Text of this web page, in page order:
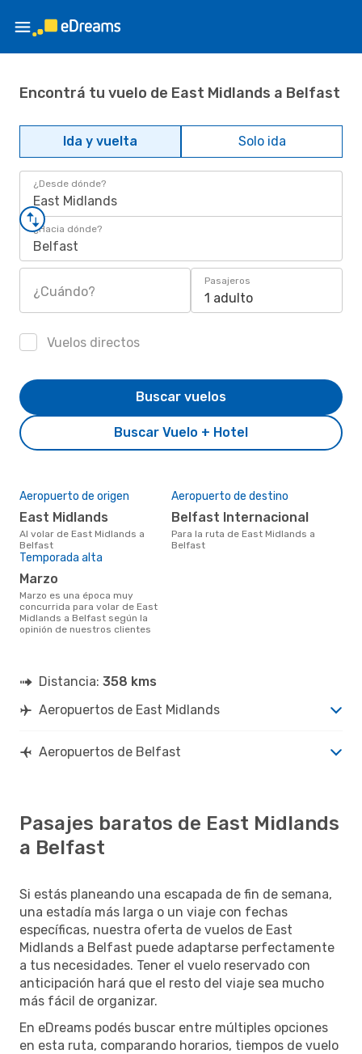
Encontrá tu vuelo de East Midlands a Belfast
Ida y vuelta Solo ida
¿Desde dónde?
East Midlands
¿Hacia dónde?
Belfast
¿Cuándo?
Pasajeros
1 adulto
Vuelos directos
Buscar Vuelo + Hotel
Buscar vuelos
Aeropuerto de origen
East Midlands
Al volar de East Midlands a
Belfast
Aeropuerto de destino
Belfast Internacional
Para la ruta de East Midlands a
Belfast
Temporada alta
marzo
marzo es una época muy
concurrida para volar de East
Midlands a Belfast según la
opinión de nuestros clientes
Distancia: 358 kms
Aeropuertos de East Midlands
Aeropuertos de Belfast
Pasajes baratos de East Midlands
a Belfast
Si estás planeando una escapada de fin de semana,
una estadía más larga o un viaje con fechas
específicas, nuestra oferta de vuelos de East
Midlands a Belfast puede adaptarse perfectamente
a tus necesidades. Tener el vuelo reservado con
anticipación hará que el resto del viaje sea mucho
más fácil de organizar.
En eDreams podés buscar entre múltiples opciones
en esta ruta, comparando horarios, tiempos de vuelo